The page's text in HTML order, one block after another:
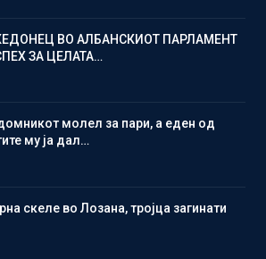
ВО АЛБАНСКИОТ ПАРЛАМЕНТ
ЗА ЦЕЛАТА…
молел за пари, а еден од
му ја дал…
скеле во Лозана, тројца загинати